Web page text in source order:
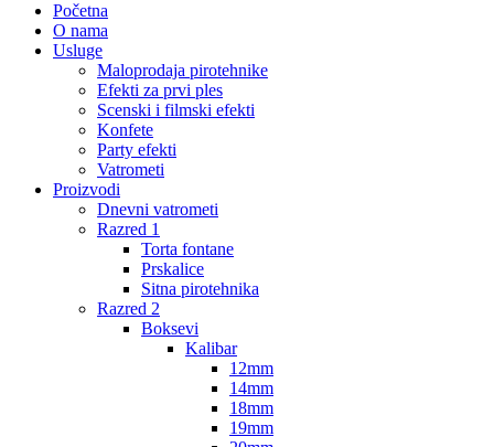
Početna
O nama
Usluge
Maloprodaja pirotehnike
Efekti za prvi ples
Scenski i filmski efekti
Konfete
Party efekti
Vatrometi
Proizvodi
Dnevni vatrometi
Razred 1
Torta fontane
Prskalice
Sitna pirotehnika
Razred 2
Boksevi
Kalibar
12mm
14mm
18mm
19mm